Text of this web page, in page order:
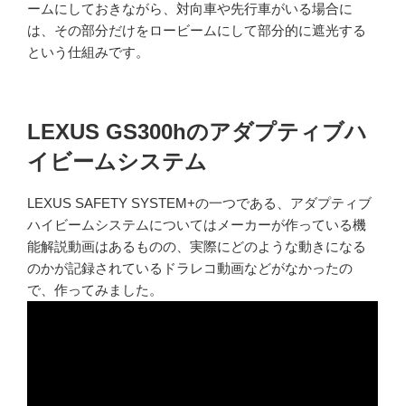
ームにしておきながら、対向車や先行車がいる場合に
は、その部分だけをロービームにして部分的に遮光する
という仕組みです。
LEXUS GS300hのアダプティブハ
イビームシステム
LEXUS SAFETY SYSTEM+の一つである、アダプティブ
ハイビームシステムについてはメーカーが作っている機
能解説動画はあるものの、実際にどのような動きになる
のかが記録されているドラレコ動画などがなかったの
で、作ってみました。